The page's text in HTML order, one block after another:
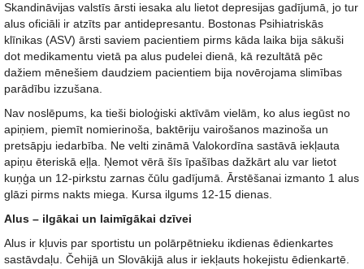
Skandināvijas valstīs ārsti iesaka alu lietot depresijas gadījumā, jo tur
alus oficiāli ir atzīts par antidepresantu. Bostonas Psihiatriskās
klīnikas (ASV) ārsti saviem pacientiem pirms kāda laika bija sākuši
dot medikamentu vietā pa alus pudelei dienā, kā rezultātā pēc
dažiem mēnešiem daudziem pacientiem bija novērojama slimības
parādību izzušana.
Nav noslēpums, ka tieši bioloģiski aktīvām vielām, ko alus iegūst no
apiņiem, piemīt nomierinoša, baktēriju vairošanos mazinoša un
pretsāpju iedarbība. Ne velti zināmā Valokordīna sastāvā iekļauta
apiņu ēteriskā eļļa. Ņemot vērā šīs īpašības dažkārt alu var lietot
kuņģa un 12-pirkstu zarnas čūlu gadījumā. Ārstēšanai izmanto 1 alus
glāzi pirms nakts miega. Kursa ilgums 12-15 dienas.
Alus – ilgākai un laimīgākai dzīvei
Alus ir kļuvis par sportistu un polārpētnieku ikdienas ēdienkartes
sastāvdaļu. Čehijā un Slovākijā alus ir iekļauts hokejistu ēdienkartē.